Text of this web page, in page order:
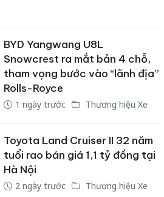
BYD Yangwang U8L
Snowcrest ra mắt bản 4 chỗ,
tham vọng bước vào “lãnh địa”
Rolls-Royce
1 ngày trước Thương hiệu Xe
Toyota Land Cruiser II 32 năm
tuổi rao bán giá 1,1 tỷ đồng tại
Hà Nội
2 ngày trước Thương hiệu Xe